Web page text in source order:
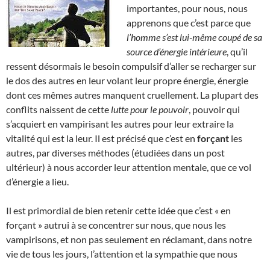
importantes, pour nous, nous
apprenons que c’est parce que
l’homme s’est lui-même coupé de sa
source d’énergie intérieure , qu’il
ressent désormais le besoin compulsif d’aller se recharger sur
le dos des autres en leur volant leur propre énergie, énergie
dont ces mêmes autres manquent cruellement. La plupart des
conflits naissent de cette lutte pour le pouvoir , pouvoir qui
s’acquiert en vampirisant les autres pour leur extraire la
vitalité qui est la leur. Il est précisé que c’est en forçant les
autres, par diverses méthodes (étudiées dans un post
ultérieur) à nous accorder leur attention mentale, que ce vol
d’énergie a lieu.
Il est primordial de bien retenir cette idée que c’est « en
forçant » autrui à se concentrer sur nous, que nous les
vampirisons, et non pas seulement en réclamant, dans notre
vie de tous les jours, l’attention et la sympathie que nous